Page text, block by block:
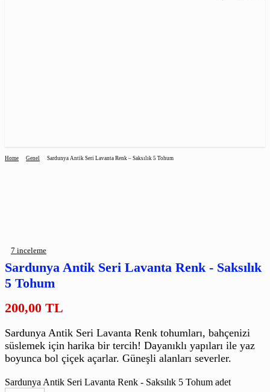
Home Genel Sardunya Antik Seri Lavanta Renk – Saksılık 5 Tohum
7 inceleme
Sardunya Antik Seri Lavanta Renk - Saksılık
5 Tohum
200,00 TL
Sardunya Antik Seri Lavanta Renk tohumları, bahçenizi
süslemek için harika bir tercih! Dayanıklı yapıları ile yaz
boyunca bol çiçek açarlar. Güneşli alanları severler.
Sardunya Antik Seri Lavanta Renk - Saksılık 5 Tohum adet